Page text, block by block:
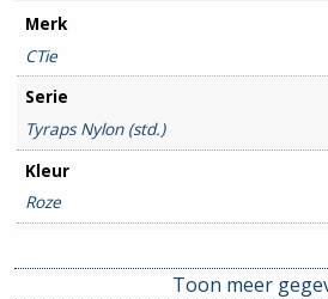
Merk
CTie
Serie
Tyraps Nylon (std.)
Kleur
Roze
300mm
Toon meer